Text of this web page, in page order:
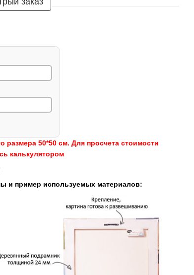
размера 50*50 см. Для просчета стоимости
калькулятором
и пример используемых материалов: